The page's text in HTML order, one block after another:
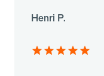
Henri P.